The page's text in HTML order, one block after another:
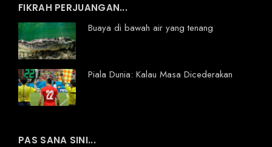
FIKRAH PERJUANGAN...
Buaya di bawah air yang tenang
Piala Dunia: Kalau Masa Dicederakan
PAS SANA SINI...